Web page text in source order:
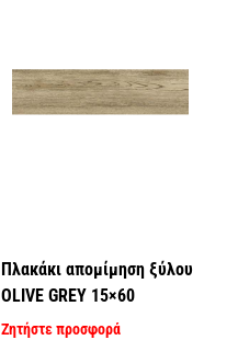
Πλακάκι απομίμηση ξύλου
OLIVE GREY 15×60
Ζητήστε προσφορά